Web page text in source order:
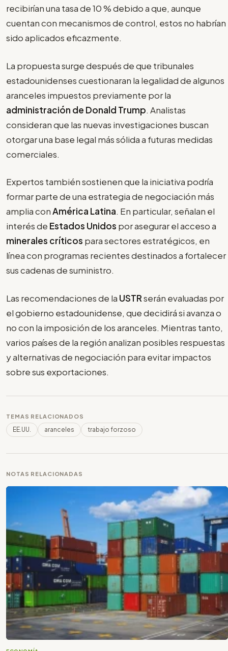
recibirían una tasa de 10 % debido a que, aunque
cuentan con mecanismos de control, estos no habrían
sido aplicados eficazmente.
La propuesta surge después de que tribunales
estadounidenses cuestionaran la legalidad de algunos
aranceles impuestos previamente por la
administración de Donald Trump. Analistas
consideran que las nuevas investigaciones buscan
otorgar una base legal más sólida a futuras medidas
comerciales.
Expertos también sostienen que la iniciativa podría
formar parte de una estrategia de negociación más
amplia conAmérica Latina. En particular, señalan el
interés de Estados Unidos por asegurar el acceso a
minerales críticos para sectores estratégicos, en
línea con programas recientes destinados a fortalecer
sus cadenas de suministro.
Las recomendaciones de la USTRserán evaluadas por
el gobierno estadounidense, que decidirá si avanza o
no con la imposición de los aranceles. Mientras tanto,
varios países de la región analizan posibles respuestas
y alternativas de negociación para evitar impactos
sobre sus exportaciones.
TEMAS RELACIONADOS
EE.UU. aranceles trabajo forzoso
NOTAS RELACIONADAS